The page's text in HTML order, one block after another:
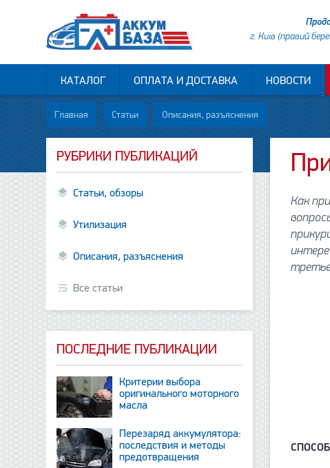
г. Київ (правий
КАТАЛОГ ОПЛАТА И ДОСТАВКА НОВОСТИ
Главная Статьи Описания, разъяснения
Как
РУБРИКИ ПУБЛИКАЦИЙ
Статьи, обзоры
Утилизация
Описания, разъяснения
Все статьи
ПОСЛЕДНИЕ ПУБЛИКАЦИИ
Критерии выбора
оригинального моторного
масла
Перезаряд аккумулятора:
последствия и методы
предотвращения